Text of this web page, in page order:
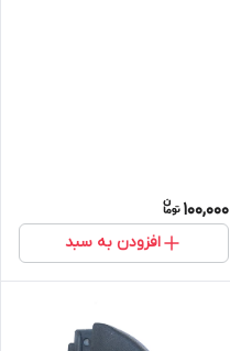
100,000
افزودن به سبد